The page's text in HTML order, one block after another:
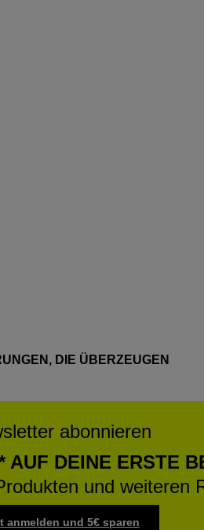
DIE ÜBERZEUGEN
abonnieren
AUF DEINE ERSTE
und weiteren
anmelden und 5€ sparen